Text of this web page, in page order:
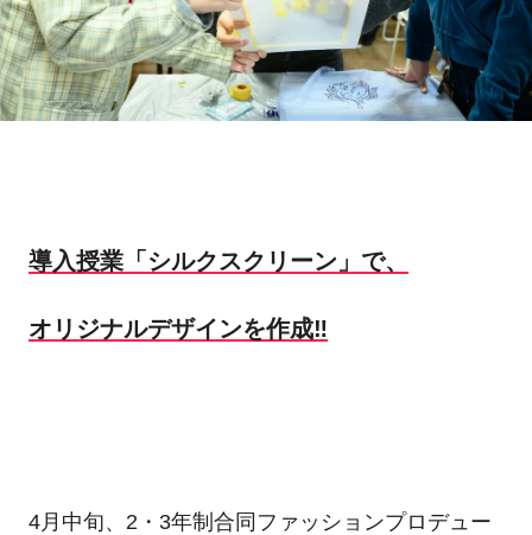
導入授業「シルクスクリーン」で、
オリジナルデザインを作成‼
4月中旬、2・3年制合同ファッションプロデュー